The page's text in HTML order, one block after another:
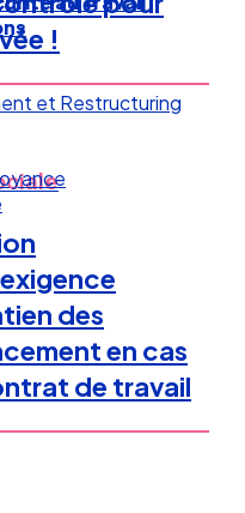
et Restructuring
!
des
en cas
de travail